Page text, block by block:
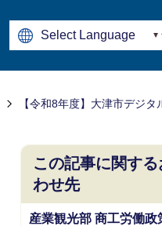
【令和8年度】大津市デジタ
この記事に関す
わせ先
産業観光部 商工労働政